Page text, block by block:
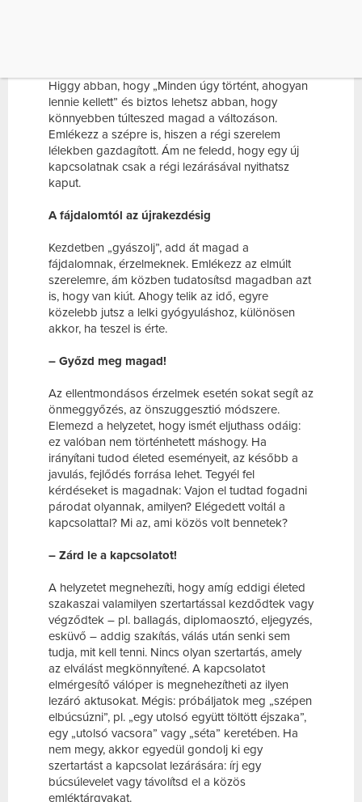
Higgy abban, hogy „Minden úgy történt, ahogyan
lennie kellett” és biztos lehetsz abban, hogy
könnyebben túlteszed magad a változáson.
Emlékezz a szépre is, hiszen a régi szerelem
lélekben gazdagított. Ám ne feledd, hogy egy új
kapcsolatnak csak a régi lezárásával nyithatsz
kaput.
A fájdalomtól az újrakezdésig
Kezdetben „gyászolj”, add át magad a
fájdalomnak, érzelmeknek. Emlékezz az elmúlt
szerelemre, ám közben tudatosítsd magadban azt
is, hogy van kiút. Ahogy telik az idő, egyre
közelebb jutsz a lelki gyógyuláshoz, különösen
akkor, ha teszel is érte.
– Győzd meg magad!
Az ellentmondásos érzelmek esetén sokat segít az
önmeggyőzés, az önszuggesztió módszere.
Elemezd a helyzetet, hogy ismét eljuthass odáig:
ez valóban nem történhetett máshogy. Ha
irányítani tudod életed eseményeit, az később a
javulás, fejlődés forrása lehet. Tegyél fel
kérdéseket is magadnak: Vajon el tudtad fogadni
párodat olyannak, amilyen? Elégedett voltál a
kapcsolattal? Mi az, ami közös volt bennetek?
– Zárd le a kapcsolatot!
A helyzetet megnehezíti, hogy amíg eddigi életed
szakaszai valamilyen szertartással kezdődtek vagy
végződtek – pl. ballagás, diplomaosztó, eljegyzés,
esküvő – addig szakítás, válás után senki sem
tudja, mit kell tenni. Nincs olyan szertartás, amely
az elválást megkönnyítené. A kapcsolatot
elmérgesítő válóper is megnehezítheti az ilyen
lezáró aktusokat. Mégis: próbáljatok meg „szépen
elbúcsúzni”, pl. „egy utolsó együtt töltött éjszaka”,
egy „utolsó vacsora” vagy „séta” keretében. Ha
nem megy, akkor egyedül gondolj ki egy
szertartást a kapcsolat lezárására: írj egy
búcsúlevelet vagy távolítsd el a közös
emléktárgyakat.